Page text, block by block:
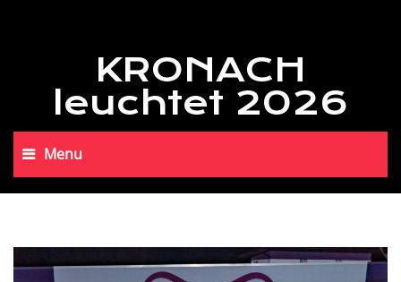
KRONACH
leuchtet 2026
Menu